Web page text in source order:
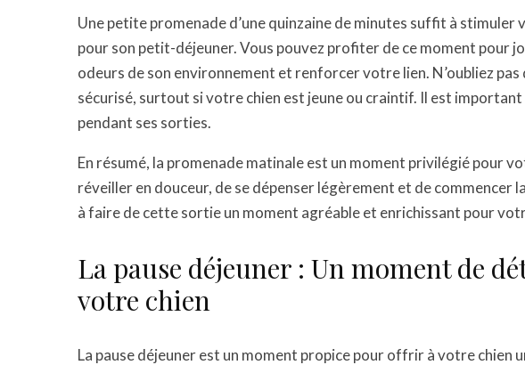
Une petite promenade d’une quinzaine de minutes suffit à
pour son petit-déjeuner. Vous pouvez profiter de ce moment pour
odeurs de son environnement et renforcer votre lien. N’oubliez
sécurisé, surtout si votre chien est jeune ou craintif. Il est important
pendant ses sorties.
En résumé, la promenade matinale est un moment privilégié pour
réveiller en douceur, de se dépenser légèrement et de commencer
à faire de cette sortie un moment agréable et enrichissant pour
La pause déjeuner : Un moment de
votre chien
La pause déjeuner est un moment propice pour offrir à votre chien